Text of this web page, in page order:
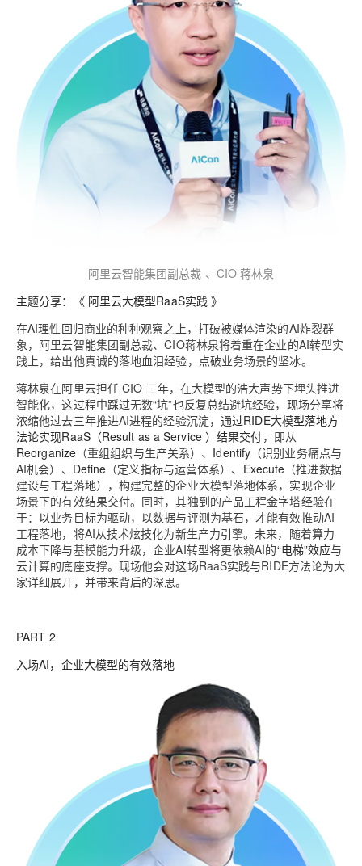
阿里云智能集团副总裁 、CIO 蒋林泉
主题分享：《 阿里云大模型RaaS实践 》
在AI理性回归商业的种种观察之上，打破被媒体渲染的AI炸裂群
象，阿里云智能集团副总裁、CIO蒋林泉将着重在企业的AI转型实
践上，给出他真诚的落地血泪经验，点破业务场景的坚冰。
蒋林泉在阿里云担任 CIO 三年，在大模型的浩大声势下埋头推进
智能化，这过程中踩过无数“坑”也反复总结避坑经验，现场分享将
浓缩他过去三年推进AI进程的经验沉淀， 通过RIDE大模型落地方
法论实现RaaS（Result as a Service ）结果交付，即从
Reorganize （重组组织与生产关系）、 Identify （识别业务痛点与
AI机会）、 Define （定义指标与运营体系）、 Execute （推进数据
建设与工程落地），构建完整的企业大模型落地体系，实现企业
场景下的有效结果交付。同时，其独到的产品工程金字塔经验在
于：以业务目标为驱动，以数据与评测为基石，才能有效推动AI
工程落地，将AI从技术炫技化为新生产力引擎。未来，随着算力
成本下降与基模能力升级，企业AI转型将更依赖AI的“电梯”效应与
云计算的底座支撑。现场他会对这场RaaS实践与RIDE方法论为大
家详细展开，并带来背后的深思。
PART 2
入场AI，企业大模型的有效落地